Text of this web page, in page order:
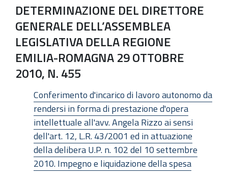
DETERMINAZIONE DEL DIRETTORE
GENERALE DELL’ASSEMBLEA
LEGISLATIVA DELLA REGIONE
EMILIA-ROMAGNA 29 OTTOBRE
2010, N. 455
Conferimento d'incarico di lavoro autonomo da
rendersi in forma di prestazione d'opera
intellettuale all'avv. Angela Rizzo ai sensi
dell'art. 12, L.R. 43/2001 ed in attuazione
della delibera U.P. n. 102 del 10 settembre
2010. Impegno e liquidazione della spesa